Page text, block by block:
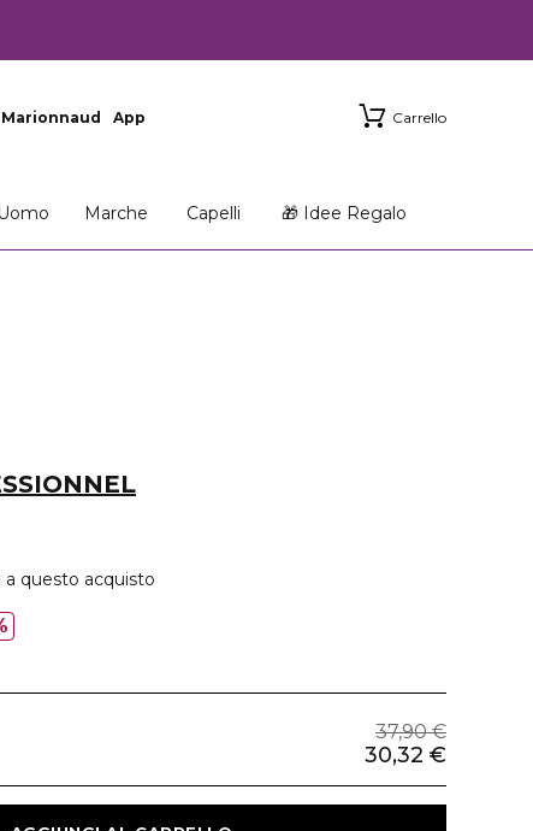
App Carrello
Uomo Marche Capelli 🎁 Idee Regalo
a questo acquisto
37,90 €
30,32 €